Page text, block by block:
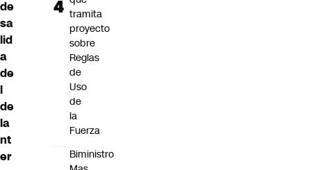
de
sa
lid
a
de
l
de
la
nt
er
tramita
proyecto
sobre
Reglas
de
Uso
de
la
Fuerza
Biministro